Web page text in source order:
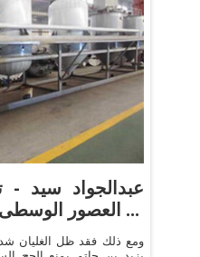
عبدالجواد سيد
العصور الوسطى - تأليف ستانلى ...
ومع ذلك فقد ظل الغليان